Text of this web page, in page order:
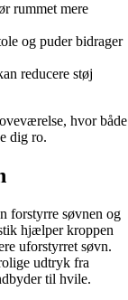
rummet mere
og puder bidrager
reducere støj
hvor både
dig ro.
forstyrre søvnen og
hjælper kroppen
uforstyrret søvn.
udtryk fra
til hvile.